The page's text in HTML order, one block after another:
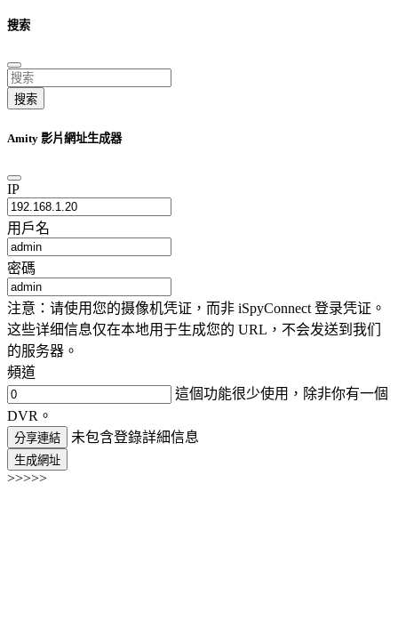
搜索
搜索
Amity 影片網址生成器
IP
用戶名
密碼
注意：请使用您的摄像机凭证，而非 iSpyConnect 登录凭证。
这些详细信息仅在本地用于生成您的 URL，不会发送到我们
的服务器。
頻道
這個功能很少使用，除非你有一個
DVR。
分享連結 未包含登錄詳細信息
生成網址
>>>>>